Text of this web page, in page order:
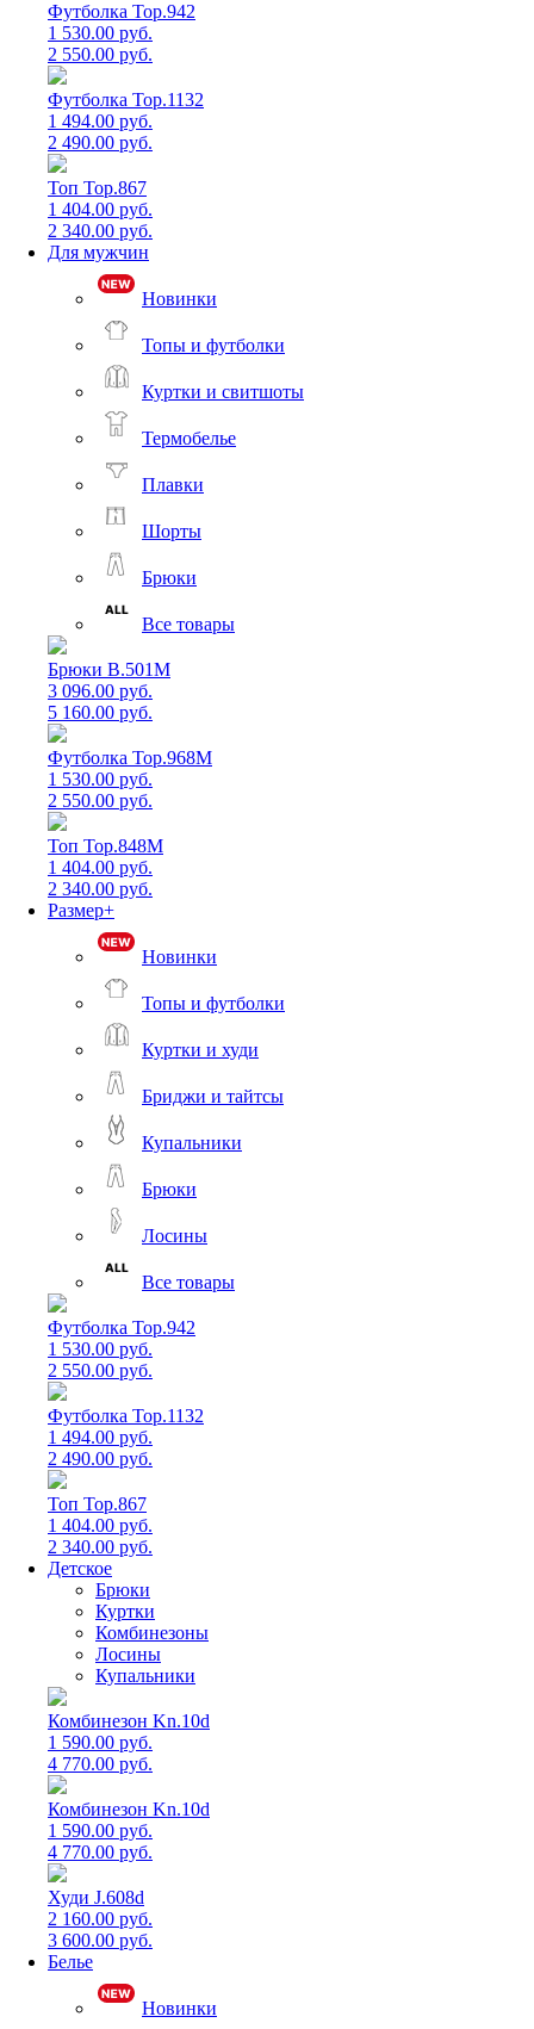
Футболка Top.942
1 530.00 руб.
2 550.00 руб.
Футболка Top.1132
1 494.00 руб.
2 490.00 руб.
Топ Top.867
1 404.00 руб.
2 340.00 руб.
Для мужчин
Новинки
Топы и футболки
Куртки и свитшоты
Термобелье
Плавки
Шорты
Брюки
Все товары
Брюки B.501M
3 096.00 руб.
5 160.00 руб.
Футболка Top.968M
1 530.00 руб.
2 550.00 руб.
Топ Top.848M
1 404.00 руб.
2 340.00 руб.
Размер+
Новинки
Топы и футболки
Куртки и худи
Бриджи и тайтсы
Купальники
Брюки
Лосины
Все товары
Футболка Top.942
1 530.00 руб.
2 550.00 руб.
Футболка Top.1132
1 494.00 руб.
2 490.00 руб.
Топ Top.867
1 404.00 руб.
2 340.00 руб.
Детское
Брюки
Куртки
Комбинезоны
Лосины
Купальники
Комбинезон Kn.10d
1 590.00 руб.
4 770.00 руб.
Комбинезон Kn.10d
1 590.00 руб.
4 770.00 руб.
Худи J.608d
2 160.00 руб.
3 600.00 руб.
Белье
Новинки